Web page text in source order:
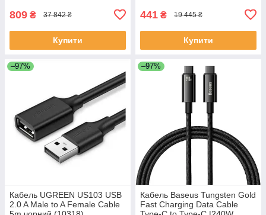
809 ₴ 37 842 ₴
Купити
441 ₴ 19 445 ₴
Купити
–97%
Кабель UGREEN US103 USB
2.0 A Male to A Female Cable
–97%
Кабель Baseus Tungsten Gold
Fast Charging Data Cable